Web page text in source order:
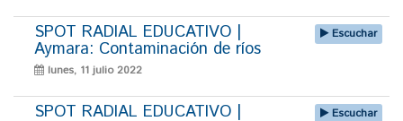
SPOT RADIAL EDUCATIVO |
Aymara: Contaminación de ríos
lunes, 11 julio 2022
Escuchar
SPOT RADIAL EDUCATIVO | Escuchar